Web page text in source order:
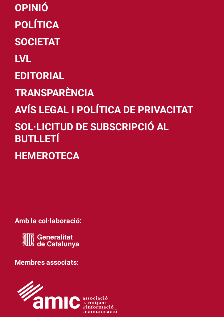
OPINIÓ
POLÍTICA
SOCIETAT
LVL
EDITORIAL
TRANSPARÈNCIA
AVÍS LEGAL I POLÍTICA DE PRIVACITAT
SOL·LICITUD DE SUBSCRIPCIÓ AL
BUTLLETÍ
HEMEROTECA
Amb la col·laboració:
Membres associats: